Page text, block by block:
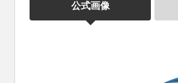
公式画像